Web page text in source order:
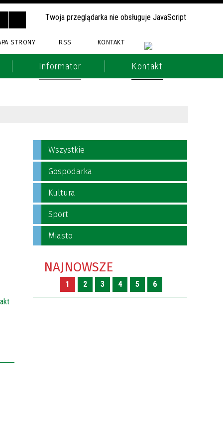
Twoja przeglądarka nie obsługuje JavaScript
STRONY RSS KONTAKT
Informator Kontakt
Wszystkie
Gospodarka
Kultura
Sport
Miasto
NAJNOWSZE
1 2 3 4 5 6